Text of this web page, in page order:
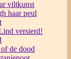
viltkunst
haar peul
versierd!
de dood